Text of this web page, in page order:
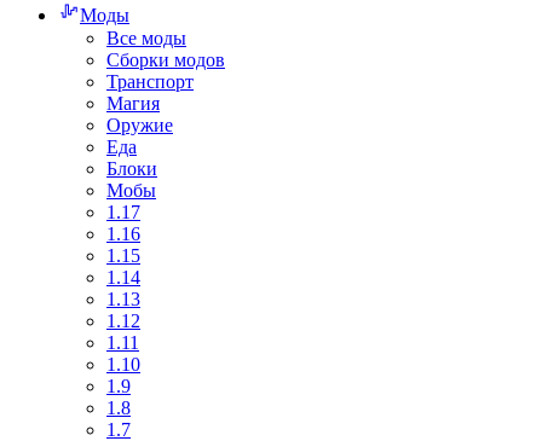
Моды
Все моды
Сборки модов
Транспорт
Магия
Оружие
Еда
Блоки
Мобы
1.17
1.16
1.15
1.14
1.13
1.12
1.11
1.10
1.9
1.8
1.7